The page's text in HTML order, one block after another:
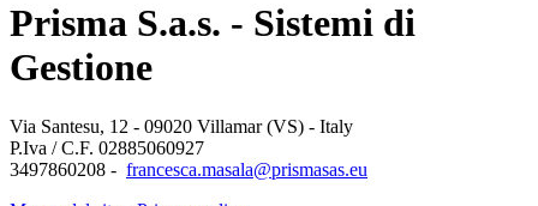
Prisma S.a.s. - Sistemi di
Gestione
Via Santesu, 12 - 09020 Villamar (VS) - Italy
P.Iva / C.F. 02885060927
3497860208 - francesca.masala@prismasas.eu